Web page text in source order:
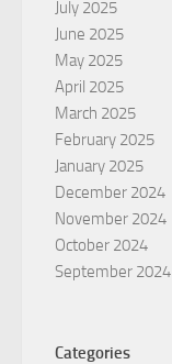
July 2025
June 2025
May 2025
April 2025
March 2025
February 2025
January 2025
December 2024
November 2024
October 2024
September 2024
Categories